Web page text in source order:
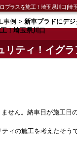
プラスを施工！埼玉県川口|埼
事例 > 新車プラドにデ
！埼玉県川口
リティ！イグ
せん。納車日が施工日
ィの施工を考えたそうで